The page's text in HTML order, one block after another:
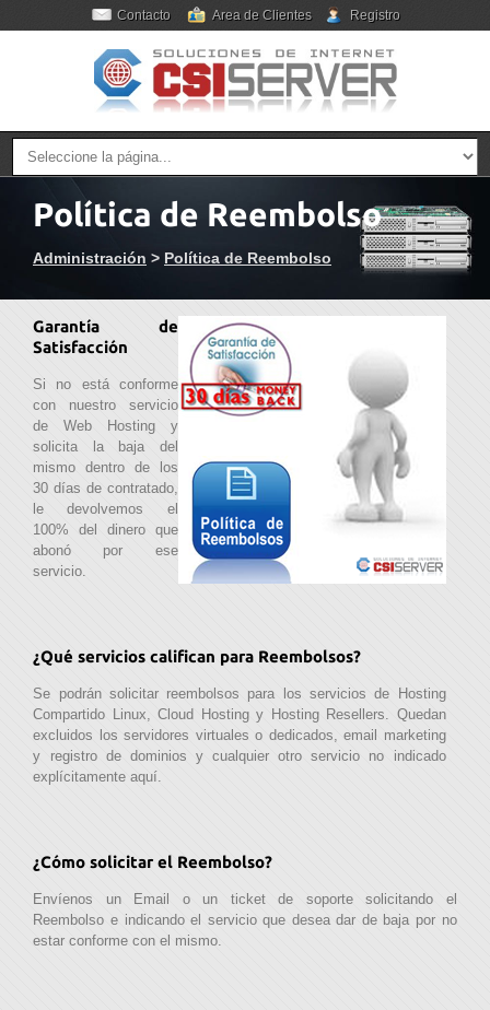
Contacto Area de Clientes Registro
Política de Reembolso
Administración > Política de Reembolso
Garantía de
Satisfacción
Si no está conforme
con nuestro servicio
de Web Hosting y
solicita la baja del
mismo dentro de los
30 días de contratado,
le devolvemos el
100% del dinero que
abonó por ese
servicio.
¿Qué servicios califican para Reembolsos?
Se podrán solicitar reembolsos para los servicios de Hosting
Compartido Linux, Cloud Hosting y Hosting Resellers. Quedan
excluidos los servidores virtuales o dedicados, email marketing
y registro de dominios y cualquier otro servicio no indicado
explícitamente aquí.
¿Cómo solicitar el Reembolso?
Envíenos un Email o un ticket de soporte solicitando el
Reembolso e indicando el servicio que desea dar de baja por no
estar conforme con el mismo.